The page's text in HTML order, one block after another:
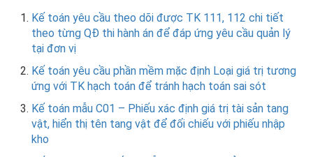
Kế toán yêu cầu theo dõi được TK 111, 112 chi tiết
theo từng QĐ thi hành án để đáp ứng yêu cầu quản lý
tại đơn vị
Kế toán yêu cầu phần mềm mặc định Loại giá trị tương
ứng với TK hạch toán để tránh hạch toán sai sót
Kế toán mẫu C01 – Phiếu xác định giá trị tài sản tang
vật, hiển thị tên tang vật để đối chiếu với phiếu nhập
kho